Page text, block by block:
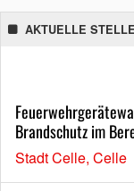
AKTUELLE
Brandschutz im
Stadt Celle, Celle